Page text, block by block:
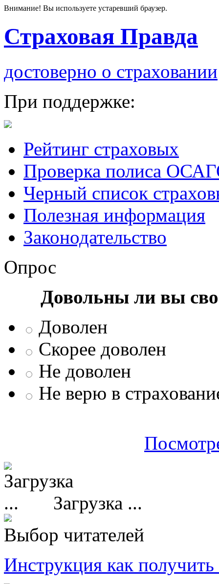
Внимание! Вы используете устаревший браузер.
Страховая Правда
достоверно о страховании
При поддержке:
Рейтинг страховых
Проверка полиса
Черный список
Полезная информация
Законодательство
Опрос
Довольны ли вы
Доволен
Скорее доволен
Не доволен
Не верю в
Загрузка ...
Выбор читателей
Инструкция как